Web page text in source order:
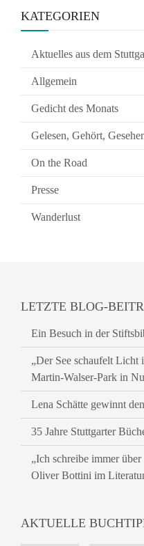
KATEGORIEN
Aktuelles aus dem
Allgemein
Gedicht des Monats
Gelesen, Gehört,
On the Road
Presse
Wanderlust
LETZTE BLOG-
Ein Besuch in der
„Der See schaufelt Licht
Martin-Walser-Park in
Lena Schätte gewinnt
35 Jahre Stuttgarter
„Ich schreibe immer
Oliver Bottini im
AKTUELLE